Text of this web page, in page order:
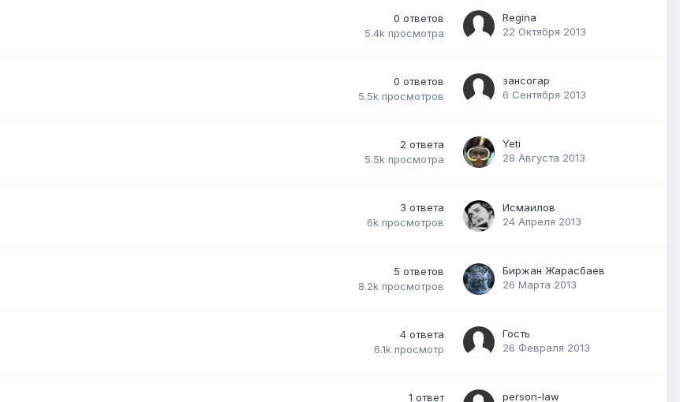
0 ответов
5.4k просмотра
Regina
22 Октября 2013
0 ответов
5.5k просмотров
зансогар
6 Сентября 2013
2 ответа
5.5k просмотра
Yeti
28 Августа 2013
3 ответа
6k просмотров
Исмаилов
24 Апреля 2013
5 ответов
8.2k просмотров
Биржан Жарасбаев
26 Марта 2013
4 ответа
6.1k просмотр
Гость
26 Февраля 2013
1 ответ
person-law